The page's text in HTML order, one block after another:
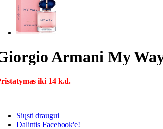
Armani My
iki 14 k.d.
Siųsti draugui
Dalintis Facebook'e!